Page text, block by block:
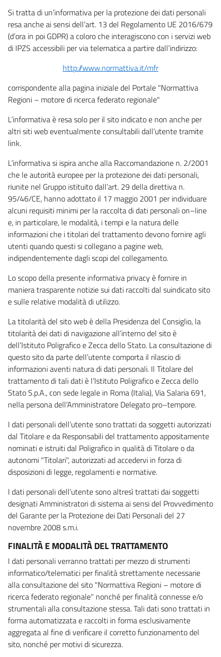
Si tratta di un’informativa per la protezione dei dati personali
resa anche ai sensi dell’art. 13 del Regolamento UE 2016/679
(d’ora in poi GDPR) a coloro che interagiscono con i servizi web
di IPZS accessibili per via telematica a partire dall’indirizzo:
http://www.normattiva.it/mfr
corrispondente alla pagina iniziale del Portale "Normattiva
Regioni – motore di ricerca federato regionale"
L’informativa è resa solo per il sito indicato e non anche per
altri siti web eventualmente consultabili dall’utente tramite
link.
L’informativa si ispira anche alla Raccomandazione n. 2/2001
che le autorità europee per la protezione dei dati personali,
riunite nel Gruppo istituito dall’art. 29 della direttiva n.
95/46/CE, hanno adottato il 17 maggio 2001 per individuare
alcuni requisiti minimi per la raccolta di dati personali on–line
e, in particolare, le modalità, i tempi e la natura delle
informazioni che i titolari del trattamento devono fornire agli
utenti quando questi si collegano a pagine web,
indipendentemente dagli scopi del collegamento.
Lo scopo della presente informativa privacy è fornire in
maniera trasparente notizie sui dati raccolti dal suindicato sito
e sulle relative modalità di utilizzo.
La titolarità del sito web è della Presidenza del Consiglio, la
titolarità dei dati di navigazione all’interno del sito è
dell’Istituto Poligrafico e Zecca dello Stato. La consultazione di
questo sito da parte dell’utente comporta il rilascio di
informazioni aventi natura di dati personali. Il Titolare del
trattamento di tali dati è l’Istituto Poligrafico e Zecca dello
Stato S.p.A., con sede legale in Roma (Italia), Via Salaria 691,
nella persona dell’Amministratore Delegato pro–tempore.
I dati personali dell’utente sono trattati da soggetti autorizzati
dal Titolare e da Responsabili del trattamento appositamente
nominati e istruiti dal Poligrafico in qualità di Titolare o da
autonomi "Titolari", autorizzati ad accedervi in forza di
disposizioni di legge, regolamenti e normative.
I dati personali dell’utente sono altresì trattati dai soggetti
designati Amministratori di sistema ai sensi del Provvedimento
del Garante per la Protezione dei Dati Personali del 27
novembre 2008 s.m.i.
FINALITÀ E MODALITÀ DEL TRATTAMENTO
I dati personali verranno trattati per mezzo di strumenti
informatico/telematici per finalità strettamente necessarie
alla consultazione del sito "Normattiva Regioni – motore di
ricerca federato regionale" nonché per finalità connesse e/o
strumentali alla consultazione stessa. Tali dati sono trattati in
forma automatizzata e raccolti in forma esclusivamente
aggregata al fine di verificare il corretto funzionamento del
sito, nonché per motivi di sicurezza.